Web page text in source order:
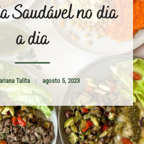
Saudável no dia
a dia
Talita agosto 5, 2023